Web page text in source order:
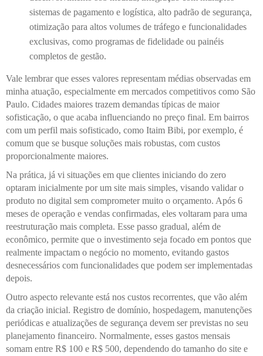
sistemas de pagamento e logística, alto padrão de segurança,
otimização para altos volumes de tráfego e funcionalidades
exclusivas, como programas de fidelidade ou painéis
completos de gestão.
Vale lembrar que esses valores representam médias observadas em
minha atuação, especialmente em mercados competitivos como São
Paulo. Cidades maiores trazem demandas típicas de maior
sofisticação, o que acaba influenciando no preço final. Em bairros
com um perfil mais sofisticado, como Itaim Bibi, por exemplo, é
comum que se busque soluções mais robustas, com custos
proporcionalmente maiores.
Na prática, já vi situações em que clientes iniciando do zero
optaram inicialmente por um site mais simples, visando validar o
produto no digital sem comprometer muito o orçamento. Após 6
meses de operação e vendas confirmadas, eles voltaram para uma
reestruturação mais completa. Esse passo gradual, além de
econômico, permite que o investimento seja focado em pontos que
realmente impactam o negócio no momento, evitando gastos
desnecessários com funcionalidades que podem ser implementadas
depois.
Outro aspecto relevante está nos custos recorrentes, que vão além
da criação inicial. Registro de domínio, hospedagem, manutenções
periódicas e atualizações de segurança devem ser previstas no seu
planejamento financeiro. Normalmente, esses gastos mensais
somam entre R$ 100 e R$ 500, dependendo do tamanho do site e